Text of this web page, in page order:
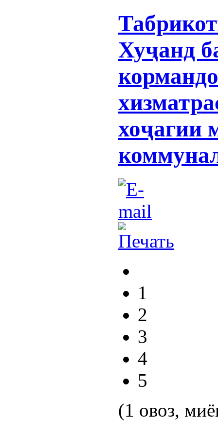
Хуҷанд
хоҷагии
1
2
3
4
5
(1 овоз,